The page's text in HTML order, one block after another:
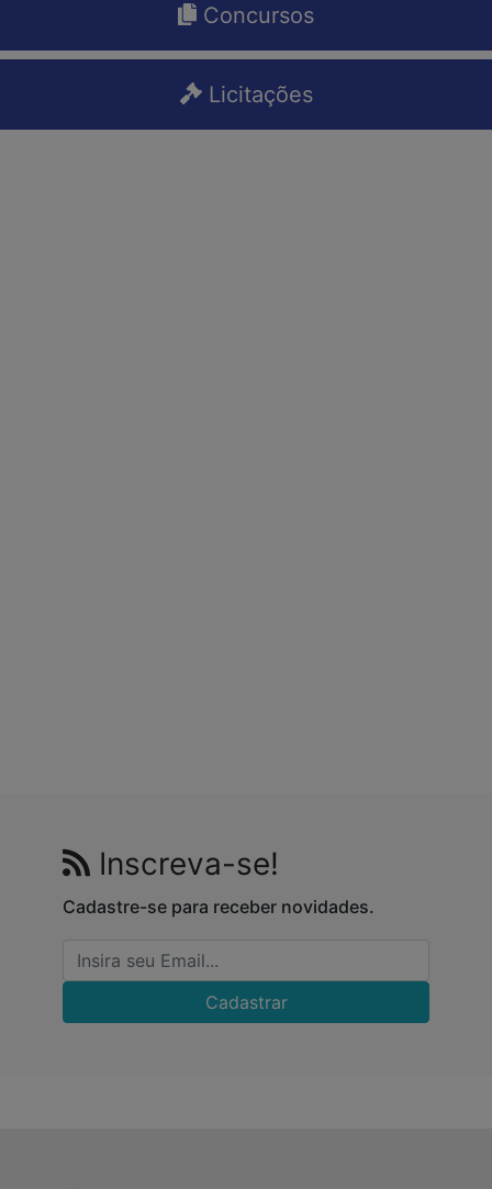
Concursos
Licitações
Inscreva-se!
Cadastre-se para receber novidades.
Cadastrar